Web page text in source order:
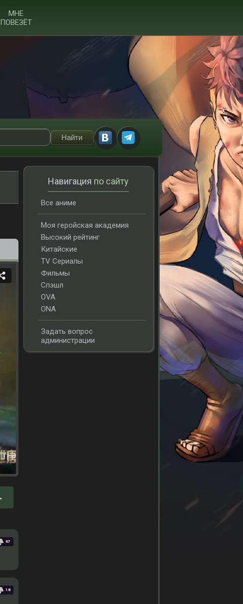
МНЕ
ПОВЕЗЁТ
67
18
Навигация по сайту
Все аниме
Моя геройская академия
Высокий рейтинг
Китайские
TV Сериалы
Фильмы
Спэшл
OVA
ONA
Задать вопрос
администрации